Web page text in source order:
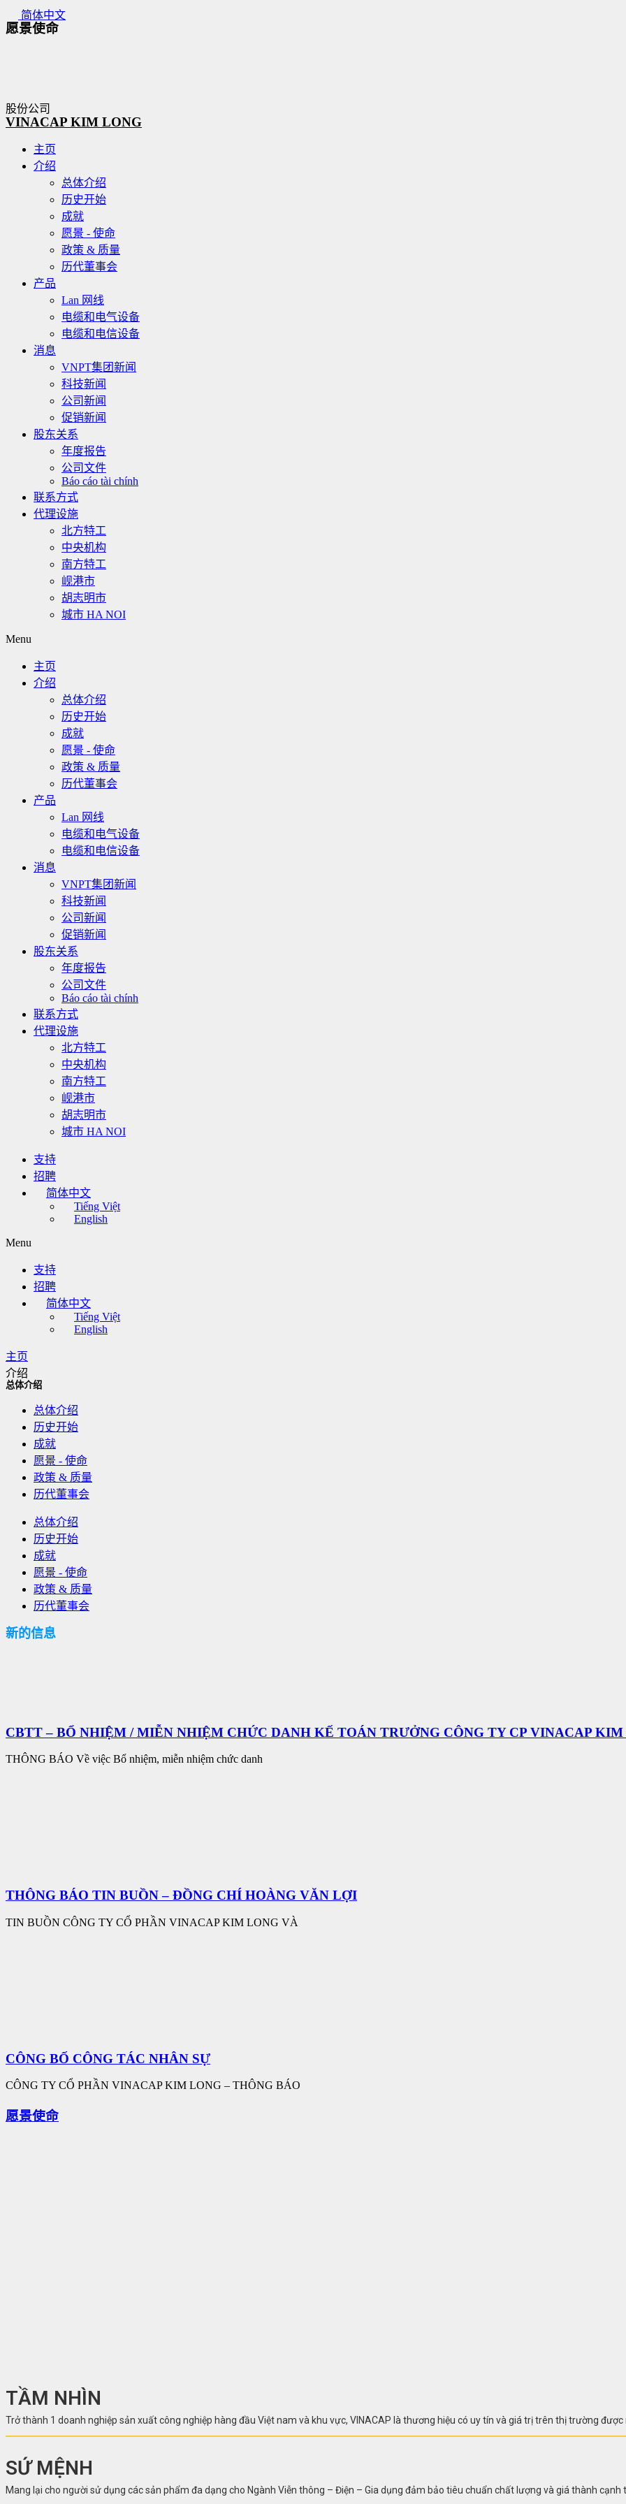
Skip
to
content
简体中文
愿景使命
VINACAP KIM LONG
主页
介绍
总体介绍
历史开始
成就
愿景 - 使命
政策 & 质量
历代董事会
产品
Lan 网线
电缆和电气设备
电缆和电信设备
消息
VNPT集团新闻
科技新闻
公司新闻
促销新闻
股东关系
年度报告
公司文件
Báo cáo tài chính
联系方式
代理设施
北方特工
中央机构
南方特工
岘港市
胡志明市
城市 HA NOI
Menu
主页
介绍
总体介绍
历史开始
成就
愿景 - 使命
政策 & 质量
历代董事会
产品
Lan 网线
电缆和电气设备
电缆和电信设备
消息
VNPT集团新闻
科技新闻
公司新闻
促销新闻
股东关系
年度报告
公司文件
Báo cáo tài chính
联系方式
代理设施
北方特工
中央机构
南方特工
岘港市
胡志明市
城市 HA NOI
支持
招聘
简体中文
Tiếng Việt
English
Menu
支持
招聘
简体中文
Tiếng Việt
English
主页
介绍
总体介绍
总体介绍
历史开始
成就
愿景 - 使命
政策 & 质量
历代董事会
总体介绍
历史开始
成就
愿景 - 使命
政策 & 质量
历代董事会
新的信息
CBTT – BỔ NHIỆM / MIỄN NHIỆM CHỨC DANH KẾ TOÁN TRƯỞNG CÔNG TY CP VINACAP
THÔNG BÁO Về việc Bổ nhiệm, miễn nhiệm chức danh
THÔNG BÁO TIN BUỒN – ĐỒNG CHÍ HOÀNG VĂN LỢI
TIN BUỒN CÔNG TY CỔ PHẦN VINACAP KIM LONG VÀ
CÔNG BỐ CÔNG TÁC NHÂN SỰ
CÔNG TY CỔ PHẦN VINACAP KIM LONG – THÔNG BÁO
愿景使命
TẦM NHÌN
Trở thành 1 doanh nghiệp sản xuất công nghiệp hàng đầu Việt nam và khu vực, VINACAP là thương hiệu có uy tín và giá trị trên thị trường
SỨ MỆNH
Mang lại cho người sử dụng các sản phẩm đa dạng cho Ngành Viễn thông – Điện – Gia dụng đảm bảo tiêu chuẩn chất lượng và giá thành cạnh